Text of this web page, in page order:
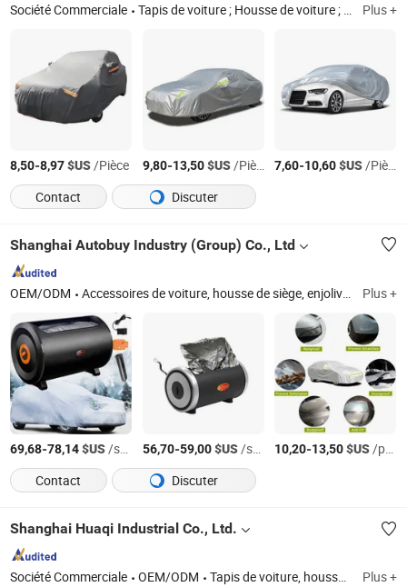
Société Commerciale Tapis de voiture ; Housse de voiture ; Lame d'essuie-glace ; Pare-soleil de voiture Plus +
8,50-8,97$US/Pièce 9,80-13,50$US/Pièce 7,60-10,60$US/Pièce
Contact
Discuter
Shanghai Autobuy Industry (Group) Co., Ltd
OEM/ODM Accessoires de voiture, housse de siège, enjoliveurs, couverture de voiture, sièges de course, sièges modifiés, balais d'essuie-glace, tapis de voiture, coussin de siège, pièces automobiles Plus +
69,68-78,14$US/sets 56,70-59,00$US/sets 10,20-13,50$US/packs
Contact
Discuter
Shanghai Huaqi Industrial Co., Ltd.
Société Commerciale OEM/ODM Tapis de voiture, housse de siège, housse de voiture, balai d'essuie-glace, compresseur d'air, housse de volant, verrou de voiture, cric, siège de course Plus +